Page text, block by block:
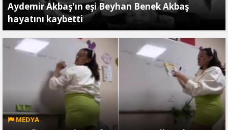
Aydemir Akbaş'ın eşi Beyhan Benek Akbaş
hayatını kaybetti
MEDYA